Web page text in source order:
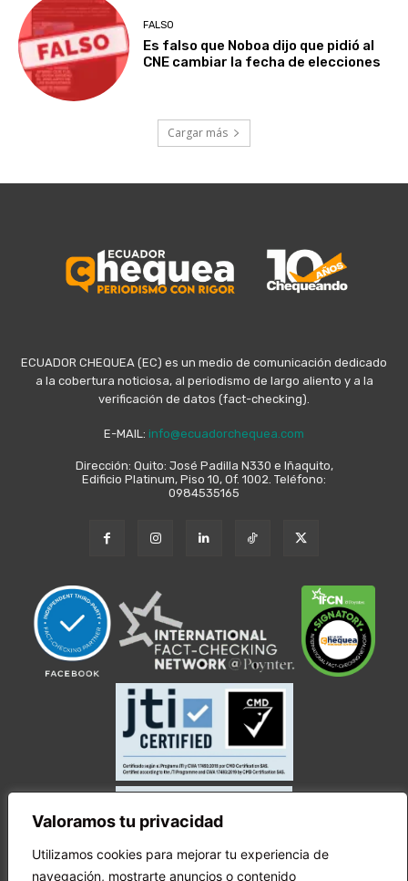
Valoramos tu privacidad
Utilizamos cookies para mejorar tu experiencia de
navegación, mostrarte anuncios o contenido
FALSO
Es falso que Noboa dijo que pidió al
CNE cambiar la fecha de elecciones
Cargar más
ECUADOR CHEQUEA (EC) es un medio de comunicación dedicado
a la cobertura noticiosa, al periodismo de largo aliento y a la
verificación de datos (fact-checking).
E-MAIL: info@ecuadorchequea.com
Dirección: Quito: José Padilla N330 e Iñaquito,
Edificio Platinum, Piso 10, Of. 1002. Teléfono:
0984535165